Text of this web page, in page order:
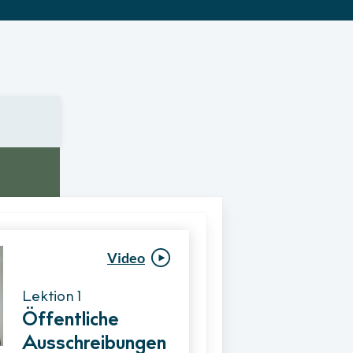
Video
Lektion 1
Öffentliche
AusschreibungenVergabeverfahre